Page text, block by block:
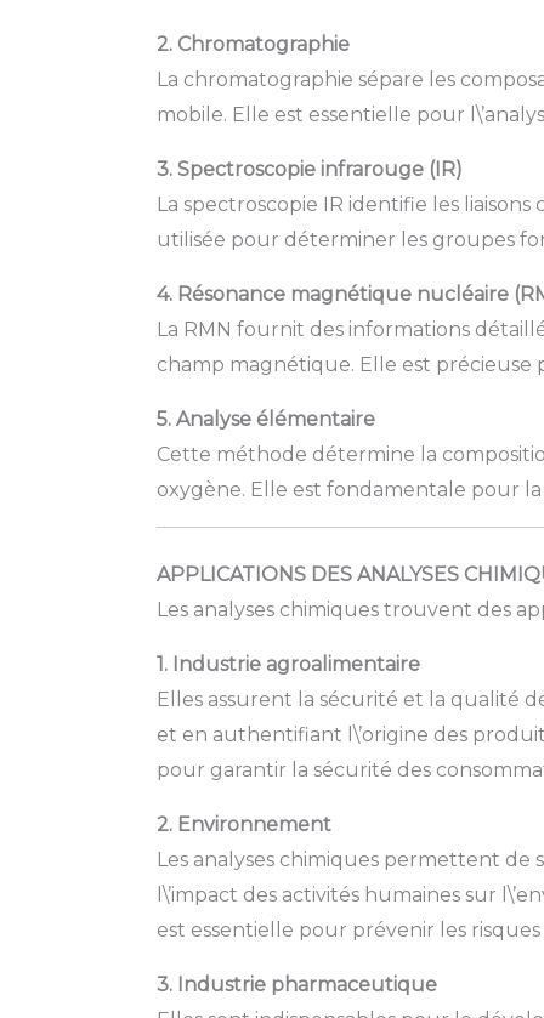
2. Chromatographie
La chromatographie sépare les
mobile. Elle est essentielle pour
3. Spectroscopie infrarouge (IR)
La spectroscopie IR identifie les
utilisée pour déterminer les groupes
4. Résonance magnétique nucléaire
La RMN fournit des informations
champ magnétique. Elle est précieuse
5. Analyse élémentaire
Cette méthode détermine la
oxygène. Elle est fondamentale pour
APPLICATIONS DES ANALYSES
Les analyses chimiques trouvent des
1. Industrie agroalimentaire
Elles assurent la sécurité et la qualité
et en authentifiant l\’origine des
pour garantir la sécurité des
2. Environnement
Les analyses chimiques permettent de
l\’impact des activités humaines sur
est essentielle pour prévenir les
3. Industrie pharmaceutique